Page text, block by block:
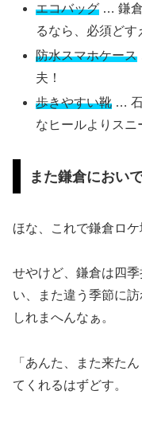
エコバッグ … 鎌
るなら、必須どす
防水スマホケース
夫！
歩きやすい靴 …
なヒールよりスニ
また鎌倉におい
ほな、これで鎌倉ロケ
せやけど、鎌倉は四
い、また違う季節に
しれまへんなぁ。
「あんた、また来た
てくれるはずどす。